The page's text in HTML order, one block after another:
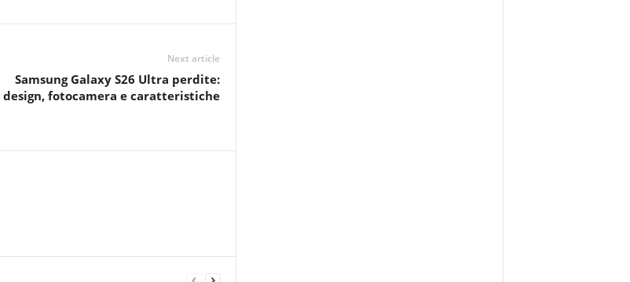
Next article
Samsung Galaxy S26 Ultra perdite:
design, fotocamera e caratteristiche